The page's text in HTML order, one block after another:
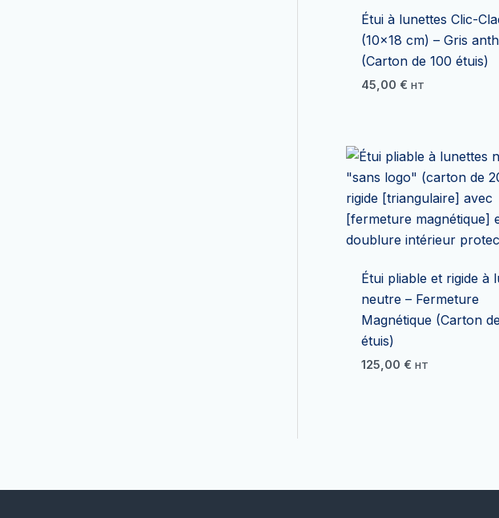
Étui à lunettes Clic-
(10×18 cm) – Gris
(Carton de 100 étuis)
45,00 € HT
Étui pliable et rigide à
neutre – Fermeture
Magnétique (Carton
étuis)
125,00 € HT